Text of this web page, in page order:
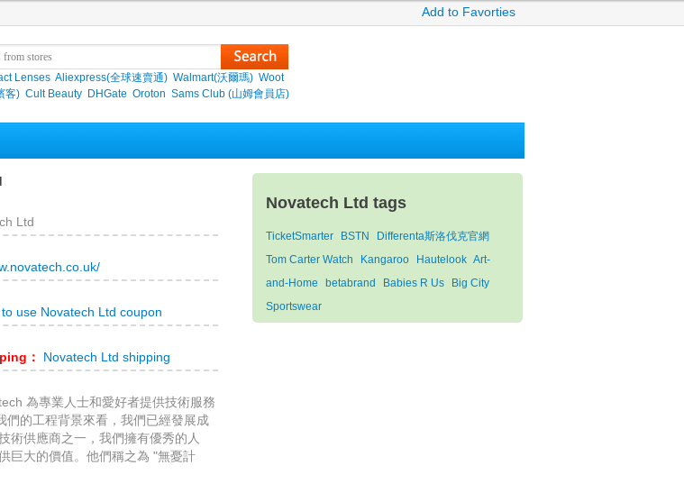
Add to Favorties
Lenses Aliexpress(全球速賣通) Walmart(沃爾瑪) Woot
客) Cult Beauty DHGate Oroton Sams Club (山姆會員店)
Ltd
to use Novatech Ltd coupon
： Novatech Ltd shipping
為專業人士和愛好者提供技術服務
們的工程背景來看，我們已經發展成
術供應商之一，我們擁有優秀的人
巨大的價值。他們稱之為 "無憂計
Novatech Ltd tags
TicketSmarter BSTN
Differenta斯洛伐克官網
Tom Carter Watch
Kangaroo Hautelook Art-
and-Home
betabrand Babies R Us
Big City
Sportswear